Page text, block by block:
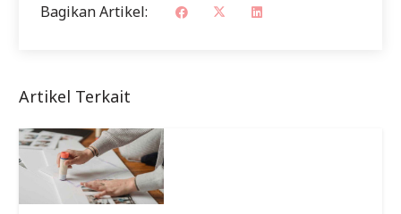
Bagikan Artikel:
Artikel Terkait